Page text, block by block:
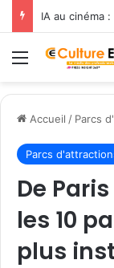
Menu
Accueil / Parcs
Parcs
De
les 10
plus